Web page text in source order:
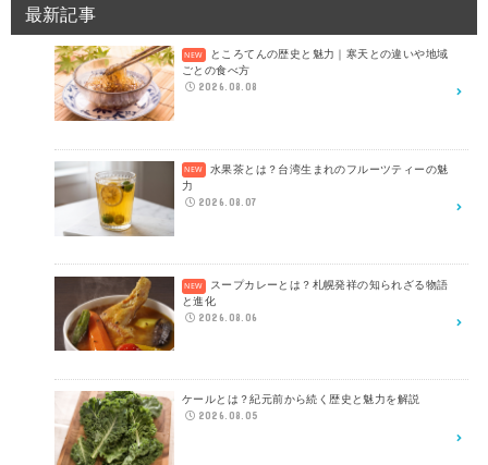
最新記事
ところてんの歴史と魅力｜寒天との違いや地域
ごとの食べ方
2026.08.08
水果茶とは？台湾生まれのフルーツティーの魅
力
2026.08.07
スープカレーとは？札幌発祥の知られざる物語
と進化
2026.08.06
ケールとは？紀元前から続く歴史と魅力を解説
2026.08.05